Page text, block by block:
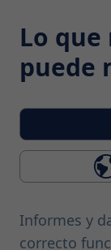
Lo que
puede
Informes y
correcto